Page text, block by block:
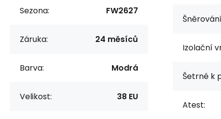
Sezona: FW2627
Záruka: 24 měsíců
Barva: Modrá
Velikost: 38 EU
Izolační
Šetrné k
Atest: